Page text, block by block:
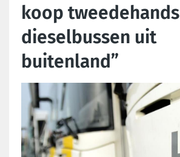
koop tweedehands
dieselbussen uit
buitenland”